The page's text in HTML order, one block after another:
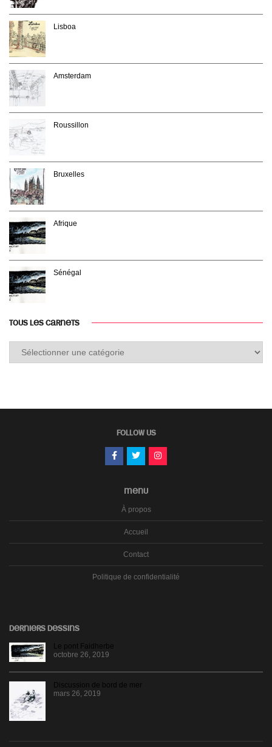
Lisboa
Amsterdam
Roussillon
Bruxelles
Afrique
Sénégal
TOUS LES CARNETS
FOLLOW US
MENU
À propos
Accueil
Contact
Politique de confidentialité
DERNIERS DESSINS
Le pont Faidherbe
octobre 26, 2019
Discussion de bord de mer
mars 26, 2019